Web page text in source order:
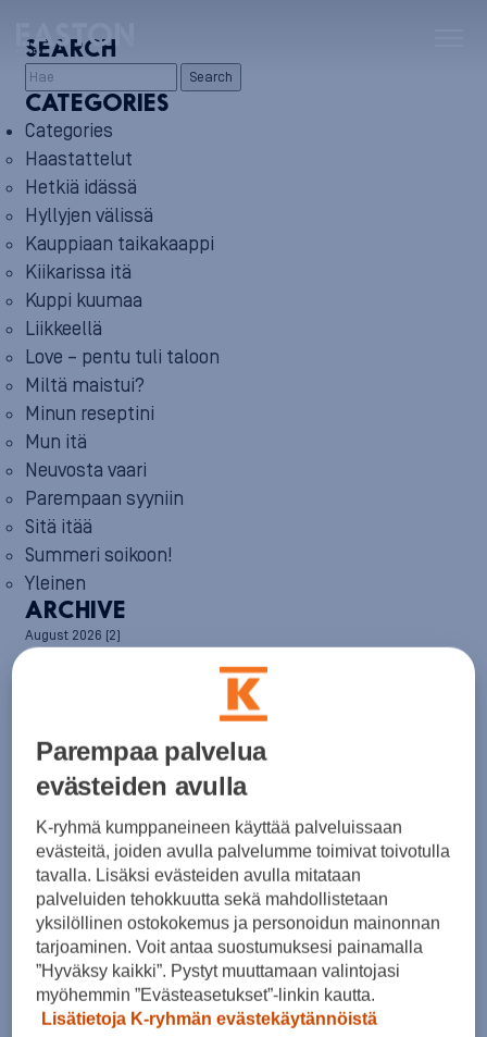
SEARCH
Search
CATEGORIES
Categories
Haastattelut
Hetkiä idässä
Hyllyjen välissä
Kauppiaan taikakaappi
Kiikarissa itä
Kuppi kuumaa
Liikkeellä
Love – pentu tuli taloon
Miltä maistui?
Minun reseptini
Mun itä
Neuvosta vaari
Parempaan syyniin
Sitä itää
Summeri soikoon!
Yleinen
ARCHIVE
August 2026 (2)
March 2026(8)
February 2026(5)
January 2026(6)
November 2025(7)
October 2025(8)
September 2025(5)
August 2025(6)
July 2025(7)
June 2025(7)
May 2025
April 2025
(7)
March 2025(7)
February 2025(6)
Parempaa palvelua
evästeiden avulla
K-ryhmä kumppaneineen käyttää palveluissaan
evästeitä, joiden avulla palvelumme toimivat toivotulla
tavalla. Lisäksi evästeiden avulla mitataan
palveluiden tehokkuutta sekä mahdollistetaan
yksilöllinen ostokokemus ja personoidun mainonnan
tarjoaminen. Voit antaa suostumuksesi painamalla
”Hyväksy kaikki”. Pystyt muuttamaan valintojasi
myöhemmin ”Evästeasetukset”-linkin kautta.
Lisätietoja K-ryhmän evästekäytännöistä